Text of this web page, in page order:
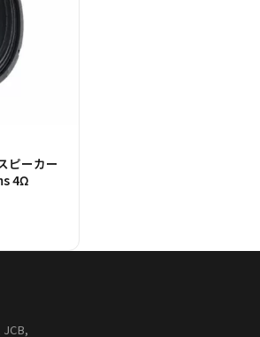
ピーカー
4Ω